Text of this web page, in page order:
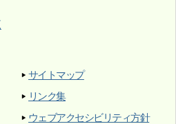
サイトマップ
リンク集
ウェブアクセシビリティ方針